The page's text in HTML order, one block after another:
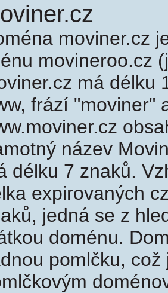
moviner.cz
movineroo.cz
má délku
frází "moviner"
název
délku 7 znaků.
expirovaných
jedná se z
doménu.
pomlčku,